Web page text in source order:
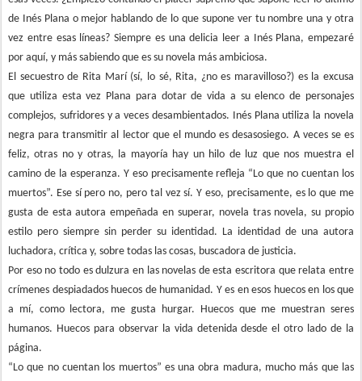
de Inés Plana o mejor hablando de lo que supone ver tu nombre una y otra
vez entre esas líneas? Siempre es una delicia leer a Inés Plana, empezaré
por aquí, y más sabiendo que es su novela más ambiciosa.
El secuestro de Rita Marí (sí, lo sé, Rita, ¿no es maravilloso?) es la excusa
que utiliza esta vez Plana para dotar de vida a su elenco de personajes
complejos, sufridores y a veces desambientados. Inés Plana utiliza la novela
negra para transmitir al lector que el mundo es desasosiego. A veces se es
feliz, otras no y otras, la mayoría hay un hilo de luz que nos muestra el
camino de la esperanza. Y eso precisamente refleja “Lo que no cuentan los
muertos”. Ese sí pero no, pero tal vez sí. Y eso, precisamente, es lo que me
gusta de esta autora empeñada en superar, novela tras novela, su propio
estilo pero siempre sin perder su identidad. La identidad de una autora
luchadora, crítica y, sobre todas las cosas, buscadora de justicia.
Por eso no todo es dulzura en las novelas de esta escritora que relata entre
crímenes despiadados huecos de humanidad. Y es en esos huecos en los que
a mí, como lectora, me gusta hurgar. Huecos que me muestran seres
humanos. Huecos para observar la vida detenida desde el otro lado de la
página.
“Lo que no cuentan los muertos” es una obra madura, mucho más que las